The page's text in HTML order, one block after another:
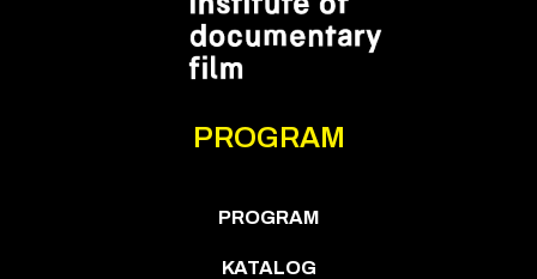
PROGRAM
PROGRAM
KATALOG